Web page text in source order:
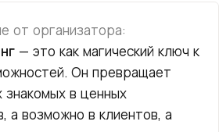
— это как магический ключ к
Он превращает
знакомых в ценных
а возможно в клиентов, а
от организатора: